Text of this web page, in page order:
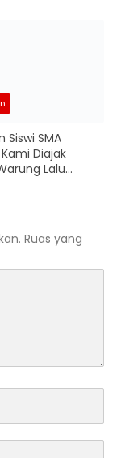
Siswi SMA
Diajak
Lalu
Ruas yang